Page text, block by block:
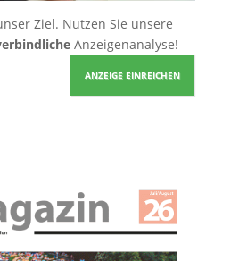
Ziel. Nutzen Sie unsere
Anzeigenanalyse!
ANZEIGE EINREICHEN